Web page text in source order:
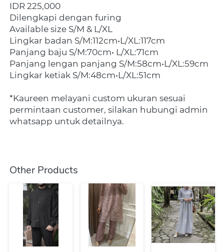
IDR 225,000
Dilengkapi dengan furing
Available size S/M & L/XL
Lingkar badan S/M:112cm•L/XL:117cm
Panjang baju S/M:70cm• L/XL:71cm
Panjang lengan panjang S/M:58cm•L/XL:59cm
Lingkar ketiak S/M:48cm•L/XL:51cm
*Kaureen melayani custom ukuran sesuai
permintaan customer, silakan hubungi admin
whatsapp untuk detailnya.
Other Products